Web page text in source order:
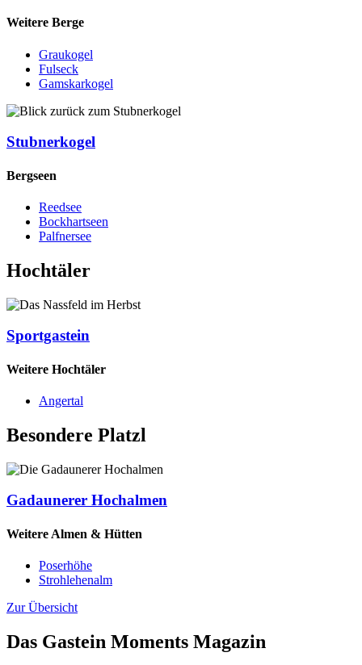
Weitere Berge
Graukogel
Fulseck
Gamskarkogel
Stubnerkogel
Bergseen
Reedsee
Bockhartseen
Palfnersee
Hochtäler
Sportgastein
Weitere Hochtäler
Angertal
Besondere Platzl
Gadaunerer Hochalmen
Weitere Almen & Hütten
Poserhöhe
Strohlehenalm
Zur Übersicht
Das Gastein Moments Magazin